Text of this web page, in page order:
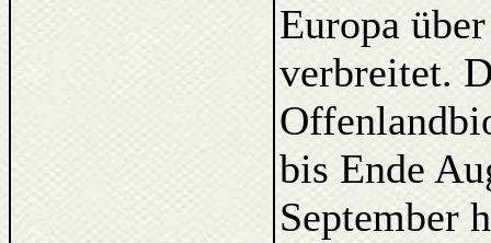
Europa
verbreitet.
bis Ende
September